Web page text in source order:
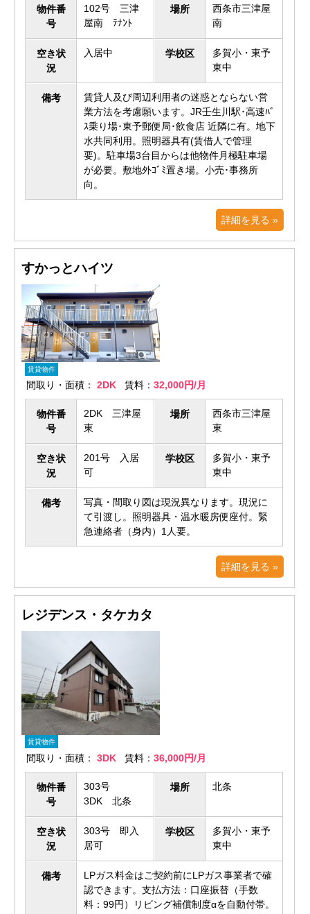
物件番
号
102号 三津
屋南 ﾃﾅﾝﾄ
場所
西条市三津屋
南
空き状
況
入居中 学校区
多賀小・東予
東中
備考
賃貸人及び周辺利用者の迷惑とならない営
業方法を考慮願います。JR壬生川駅･高速ﾊﾞ
ｽ乗り場･東予郵便局･飲食店 近隣に有。地下
水共同利用。照明器具有(賃借人で管理
要)。駐車場3台目からは他物件月極駐車場
が必要。敷地外ｺﾞﾐ置き場。小売･事務所
向。
詳細を見る »
すかっとハイツ
賃貸物件
間取り・面積： 2DK 賃料： 32,000円/月
物件番
号
2DK 三津屋
東
場所
西条市三津屋
東
空き状
況
201号 入居
可
学校区
多賀小・東予
東中
備考
写真・間取り図は現況異なります。現況に
て引渡し。照明器具・温水暖房便座付。緊
急連絡者（身内）1人要。
詳細を見る »
レジデンス・タケカタ
賃貸物件
間取り・面積： 3DK 賃料： 36,000円/月
物件番
号
303号
3DK 北条
場所 北条
空き状
況
303号 即入
居可
学校区
多賀小・東予
東中
備考
LPガス料金はご契約前にLPガス事業者で確
認できます。支払方法：口座振替（手数
料：99円）リビング補償制度αを自動付帯。